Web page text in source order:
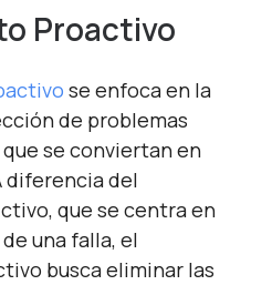
Proactivo
se enfoca en la
de problemas
se conviertan en
diferencia del
que se centra en
una falla, el
busca eliminar las